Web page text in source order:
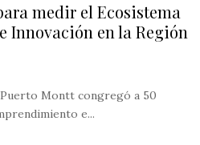
medir el Ecosistema
Innovación en la Región
Montt congregó a 50
e...